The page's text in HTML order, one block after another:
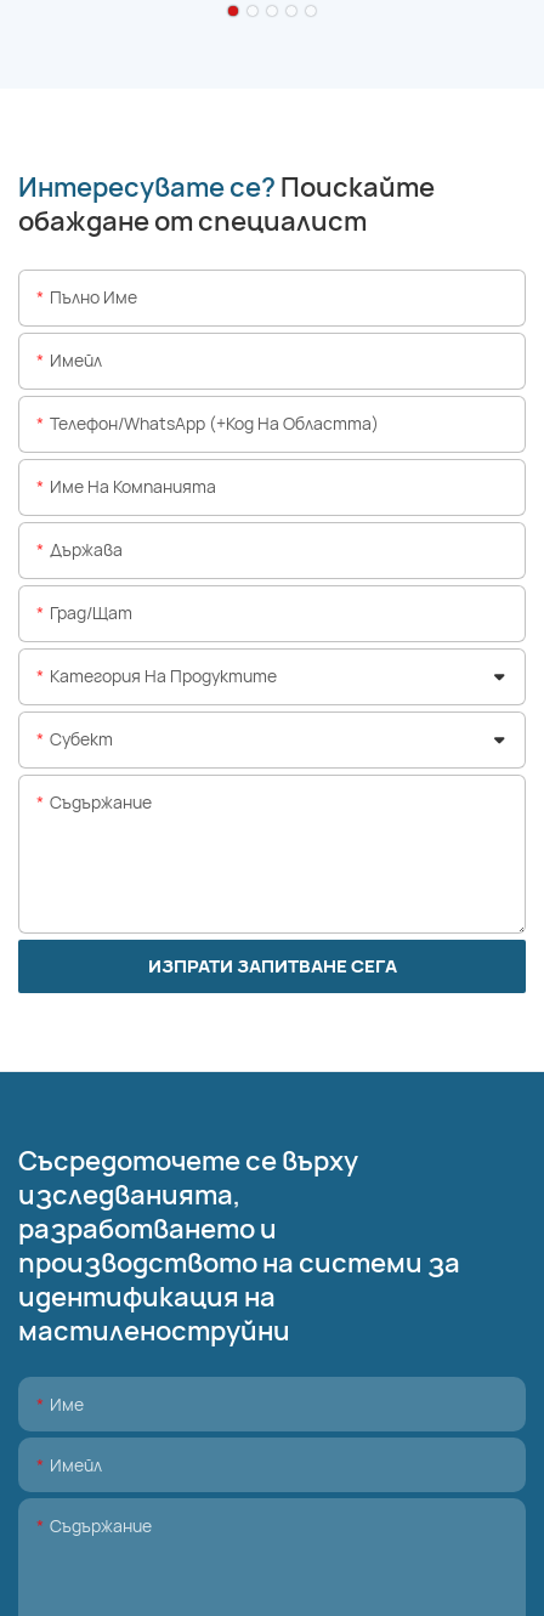
Интересувате се? Поискайте
обаждане от специалист
Пълно Име
Имейл
Телефон/WhatsApp (+Код На Областта)
Име На Компанията
Държава
Град/щат
Категория На Продуктите
Субект
Съдържание
ИЗПРАТИ ЗАПИТВАНЕ СЕГА
Съсредоточете се върху
изследванията,
разработването и
производството на системи за
идентификация на
мастиленоструйни
Име
Имейл
Съдържание